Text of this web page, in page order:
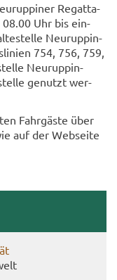
Re­gat­ta­
08.00 Uhr bis ein­
Neuruppin-​
754, 756, 759,
Neuruppin-​
ge­nutzt wer­
Fahr­gäs­te über
auf der Web­sei­te